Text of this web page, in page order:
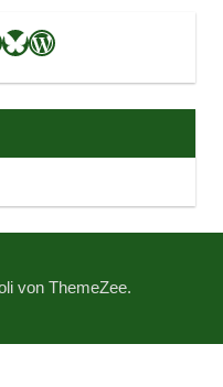
Bluesky
WordPress
von ThemeZee.